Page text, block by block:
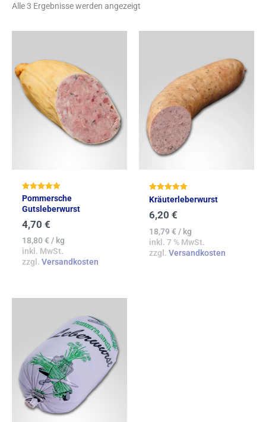
Alle 3 Ergebnisse werden angezeigt
Bewertet mit
5.00
von 5
Pommersche
Gutsleberwurst
4,70 €
18,80€/ kg
inkl. MwSt.
zzgl. Versandkosten
Bewertet mit
5.00
von 5
Kräuterleberwurst
6,20 €
18,79 €/ kg
inkl. 7 % MwSt.
zzgl. Versandkosten